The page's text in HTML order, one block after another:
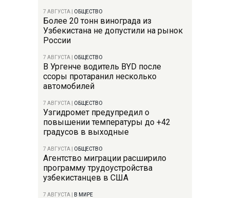
7 АВГУСТА ОБЩЕСТВО
Более 20 тонн винограда из
Узбекистана не допустили на рынок
России
7 АВГУСТА ОБЩЕСТВО
В Ургенче водитель BYD после
ссоры протаранил несколько
автомобилей
7 АВГУСТА ОБЩЕСТВО
Узгидромет предупредил о
повышении температуры до +42
градусов в выходные
7 АВГУСТА ОБЩЕСТВО
Агентство миграции расширило
программу трудоустройства
узбекистанцев в США
7 АВГУСТА В МИРЕ